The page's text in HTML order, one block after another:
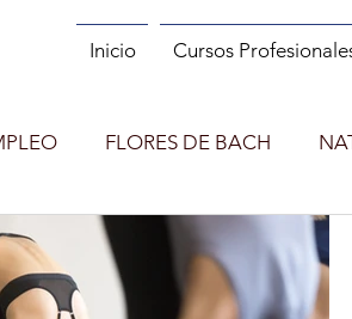
Inicio Cursos
FLORES DE BACH
MANIPULADOR DE